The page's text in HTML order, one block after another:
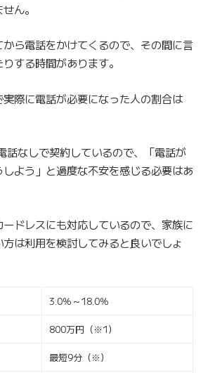
ん。
ら電話をかけてくるので、その間に言
する時間があります。
際に電話が必要になった人の割合は
なしで契約しているので、「電話が
よう」と過度な不安を感じる必要はあ
ドレスにも対応しているので、家族に
は利用を検討してみると良いでしょ
3.0％～18.0％
800万円（※1）
最短9分（※）